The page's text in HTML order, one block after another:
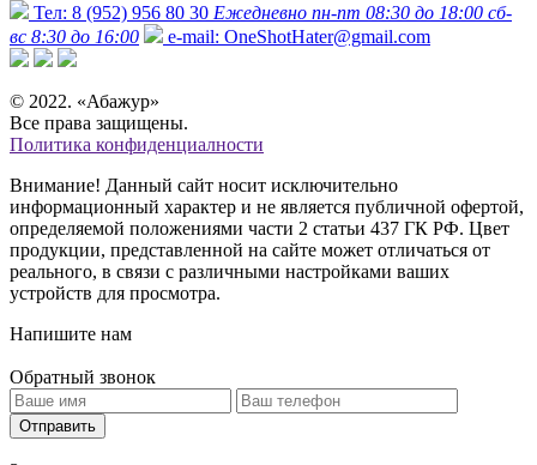
Тел: 8 (952) 956 80 30 Ежедневно пн-пт 08:30 до 18:00 сб-
вс 8:30 до 16:00
e-mail: OneShotHater@gmail.com
© 2022. «Абажур»
Все права защищены.
Политика конфиденциалности
Внимание! Данный сайт носит исключительно
информационный характер и не является публичной офертой,
определяемой положениями части 2 статьи 437 ГК РФ. Цвет
продукции, представленной на сайте может отличаться от
реального, в связи с различными настройками ваших
устройств для просмотра.
Напишите нам
Обратный звонок
Отправить